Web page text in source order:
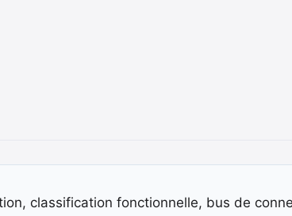
classification fonctionnelle, bus de